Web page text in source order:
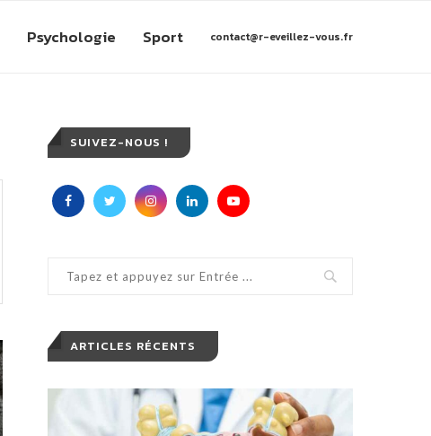
Psychologie Sport contact@r-eveillez-vous.fr
SUIVEZ-NOUS !
ARTICLES RÉCENTS